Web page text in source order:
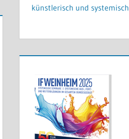
künstlerisch und systemisch